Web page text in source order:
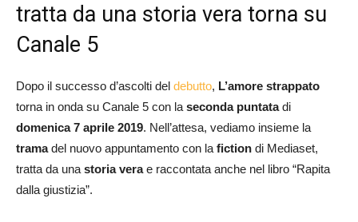
tratta da una storia vera torna su
Canale 5
Dopo il successo d’ascolti del debutto, L’amore strappato
torna in onda su Canale 5 con la seconda puntatadi
domenica 7 aprile 2019. Nell’attesa, vediamo insieme la
tramadel nuovo appuntamento con la fiction di Mediaset,
tratta da una storia verae raccontata anche nel libro “Rapita
dalla giustizia”.